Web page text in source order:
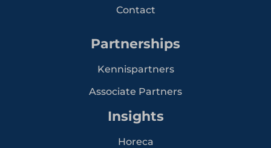
Contact
Partnerships
Kennispartners
Associate Partners
Insights
Horeca